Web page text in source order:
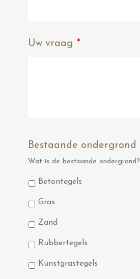
Uw vraag *
Bestaande ondergrond
Wat is de bestaande ondergrond?
Betontegels
Gras
Zand
Rubbertegels
Kunstgrastegels